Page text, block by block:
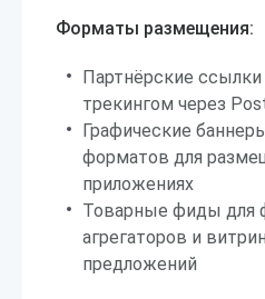
Форматы размещения:
Партнёрские
трекингом через
Графические
форматов для
приложениях
Товарные фиды для
агрегаторов и
предложений